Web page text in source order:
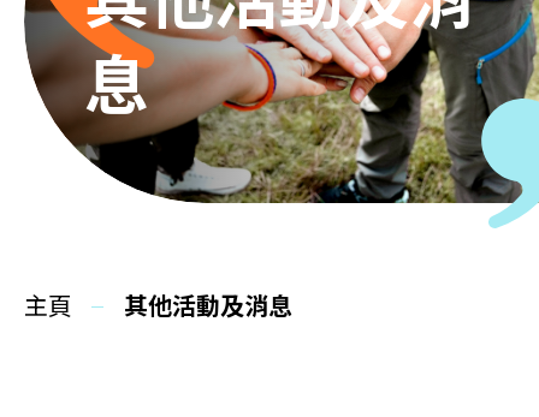
主頁
本會服務
慈善活動
息
主頁 其他活動及消息